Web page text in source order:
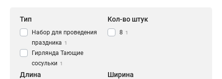
Тип
Набор для проведения
праздника
1
Гирлянда Тающие
сосульки
1
Кол-во штук
8 1
Длина Ширина